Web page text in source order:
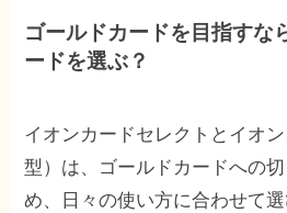
ゴールドカードを目指すな
ードを選ぶ？
イオンカードセレクトとイオ
型）は、ゴールドカードへの
め、日々の使い方に合わせて